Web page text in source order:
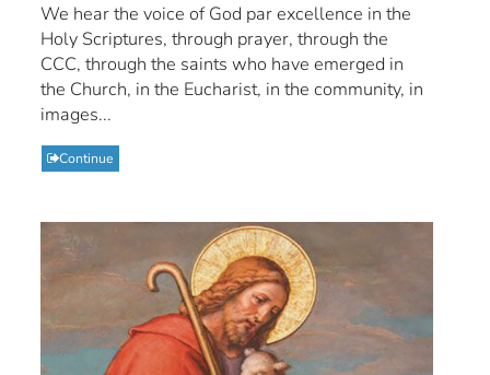
We hear the voice of God par excellence in the
Holy Scriptures, through prayer, through the
CCC, through the saints who have emerged in
the Church, in the Eucharist, in the community, in
images...
Continue